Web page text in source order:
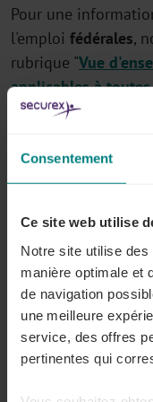
Consentement
Ce site web utilise
Notre site utilise
manière optimale et
de navigation
une meilleure
service, des offres
pertinentes qui
Pour une
l'emploi fédérales,
rubrique "Vue
applicables à
Tous les
matière
Réductions